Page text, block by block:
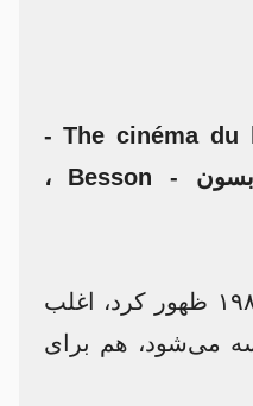
۴. سینمای لوک - The cinéma du look -
بینکس - Beineix ، بسون - Besson ،
این جنبش که در دهه ۱۹۸۰ ظهور کرد، اغلب
می‌شود، هم برای